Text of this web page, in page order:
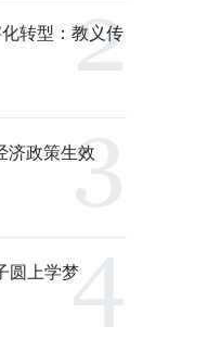
转型：教义传
济政策生效
圆上学梦